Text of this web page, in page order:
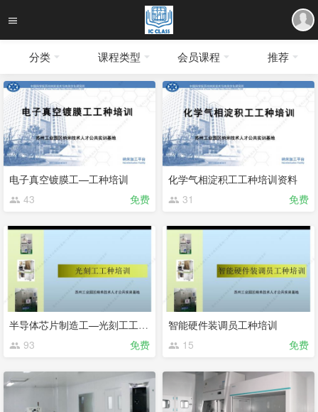
分类 课程类型 会员课程 推荐
电子真空镀膜工—工种培训
43
免费
化学气相淀积工工种培训资料
31
免费
半导体芯片制造工—光刻工工种培训
93
免费
智能硬件装调员工种培训
15
免费